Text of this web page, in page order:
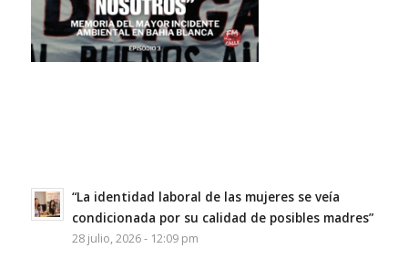
“La identidad laboral de las mujeres se veía
condicionada por su calidad de posibles madres”
28 julio, 2026 - 12:09 pm